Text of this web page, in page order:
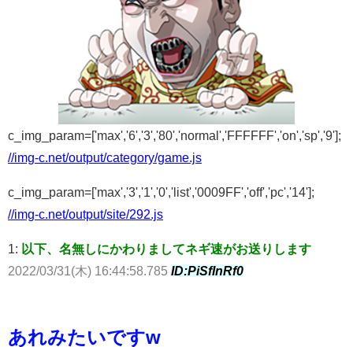
c_img_param=['max','6','3','80','normal','FFFFFF','on','sp','9'];
//img-c.net/output/category/game.js
c_img_param=['max','3','1','0','list','0009FF','off','pc','14'];
//img-c.net/output/site/292.js
1: 以下、名無しにかわりましてネギ速がお送りします
2022/03/31(木) 16:44:58.785 ID:PiSfInRf0
あれみたいですw